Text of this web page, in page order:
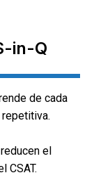
in-Q
de cada
el
CSAT.